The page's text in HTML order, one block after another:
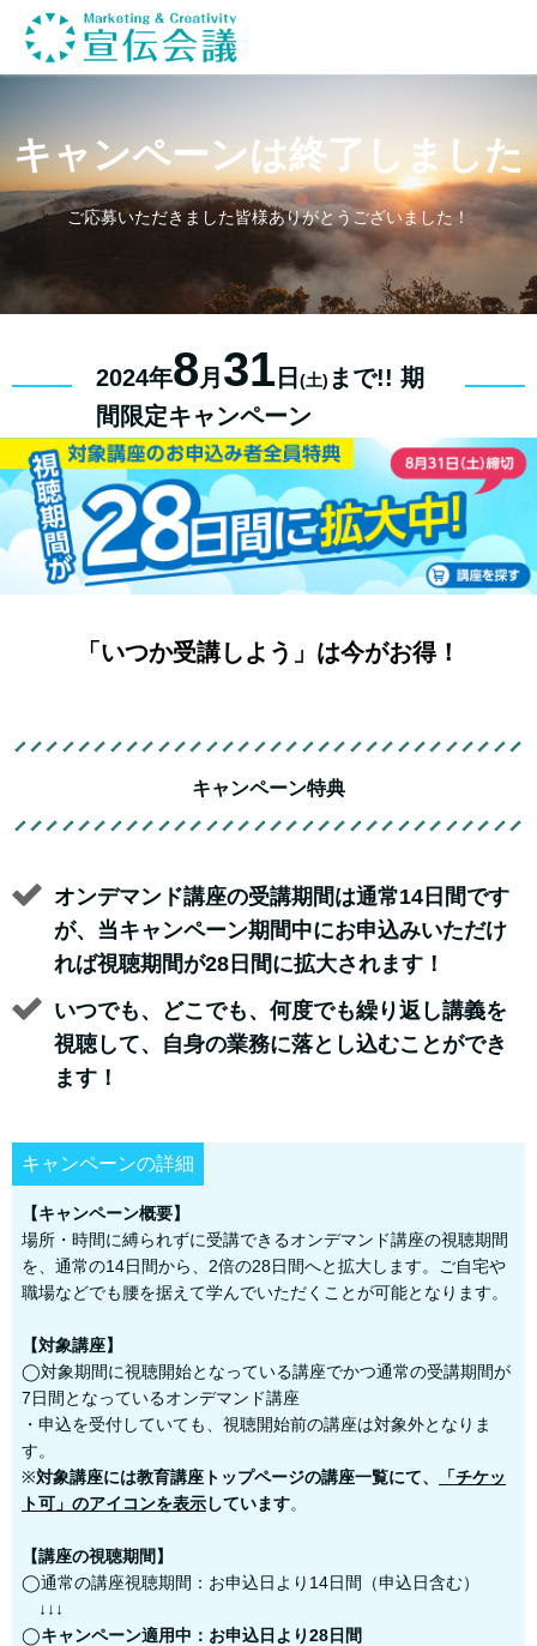
キャンペーンは終了しました
ご応募いただきました皆様ありがとうございました！
2024年8 月 31 日 (土) まで!! 期
間限定キャンペーン
「いつか受講しよう」は今がお得！
キャンペーン特典
オンデマンド講座の受講期間は通常14日間です
が、当キャンペーン期間中にお申込みいただけ
れば視聴期間が28日間に拡大されます！
いつでも、どこでも、何度でも繰り返し講義を
視聴して、自身の業務に落とし込むことができ
ます！
キャンペーンの詳細
【キャンペーン概要】
場所・時間に縛られずに受講できるオンデマンド講座の視聴期間
を、通常の14日間から、2倍の28日間へと拡大します。ご自宅や
職場などでも腰を据えて学んでいただくことが可能となります。
【対象講座】
◯対象期間に視聴開始となっている講座でかつ通常の受講期間が
7日間となっているオンデマンド講座
・申込を受付していても、視聴開始前の講座は対象外となりま
す。
※対象講座には教育講座トップページの講座一覧にて、
「チケッ
ト可」のアイコンを表示しています。
【講座の視聴期間】
◯通常の講座視聴期間：お申込日より14日間（申込日含む）
↓↓↓
◯キャンペーン適用中：お申込日より28日間